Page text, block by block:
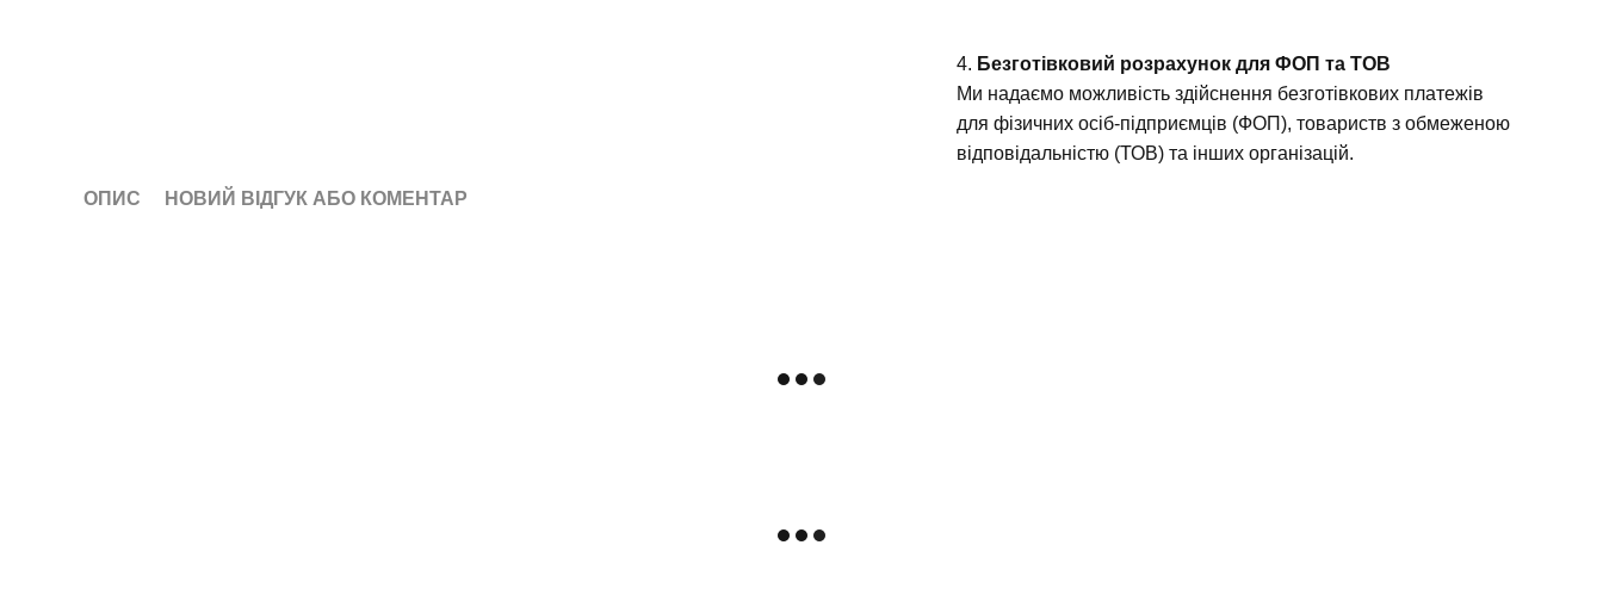
4. Безготівковий розрахунок для ФОП та ТОВ
Ми надаємо можливість здійснення безготівкових платежів
для фізичних осіб-підприємців (ФОП), товариств з обмеженою
відповідальністю (ТОВ) та інших організацій.
ОПИС НОВИЙ ВІДГУК АБО КОМЕНТАР